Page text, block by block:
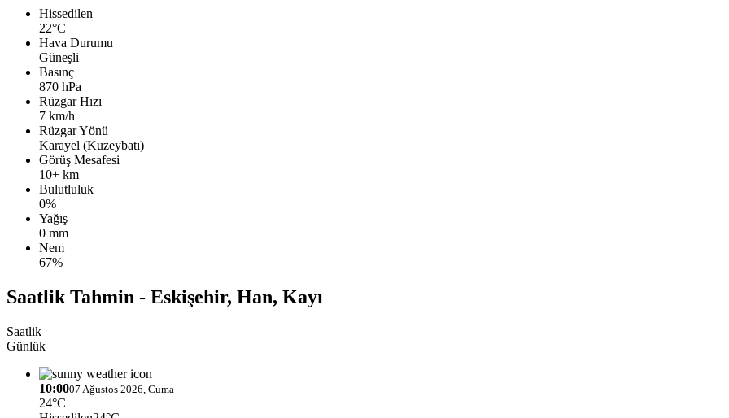
Hissedilen
22°C
Hava Durumu
Güneşli
Basınç
870 hPa
Rüzgar Hızı
7 km/h
Rüzgar Yönü
Karayel (Kuzeybatı)
Görüş Mesafesi
10+ km
Bulutluluk
0%
Yağış
0 mm
Nem
67%
Saatlik Tahmin - Eskişehir, Han, Kayı
Saatlik
Günlük
10:0007 Ağustos 2026, Cuma
24°C